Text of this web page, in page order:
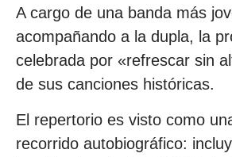
A cargo de una banda más
acompañando a la dupla, la
celebrada por «refrescar sin
de sus canciones históricas.
El repertorio es visto como
recorrido autobiográfico: